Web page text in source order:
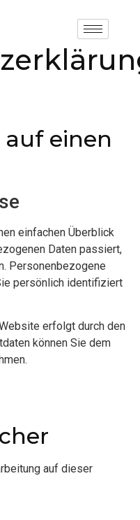
auf einen
einfachen Überblick
Daten passiert,
Personenbezogene
persönlich identifiziert
erfolgt durch den
können Sie dem
auf dieser